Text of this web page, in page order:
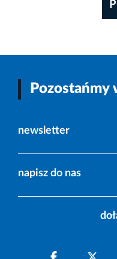
Pozostańmy
newsletter
napisz do nas